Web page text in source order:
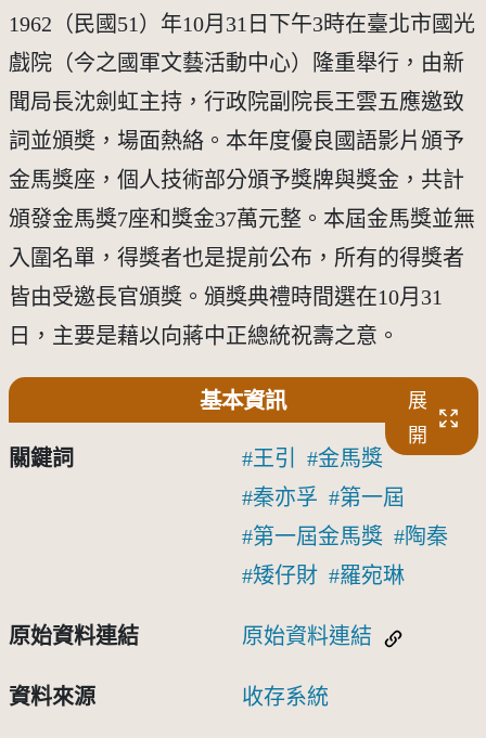
1962（民國51）年10月31日下午3時在臺北市國光
戲院（今之國軍文藝活動中心）隆重舉行，由新
聞局長沈劍虹主持，行政院副院長王雲五應邀致
詞並頒奬，場面熱絡。本年度優良國語影片頒予
金馬獎座，個人技術部分頒予獎牌與獎金，共計
頒發金馬獎7座和獎金37萬元整。本屆金馬獎並無
入圍名單，得獎者也是提前公布，所有的得獎者
皆由受邀長官頒獎。頒獎典禮時間選在10月31
日，主要是藉以向蔣中正總統祝壽之意。
基本資訊
展
開
關鍵詞 王引
金馬獎
秦亦孚
第一屆
第一屆金馬獎
陶秦
矮仔財
羅宛琳
原始資料連結 原始資料連結
資料來源 收存系統